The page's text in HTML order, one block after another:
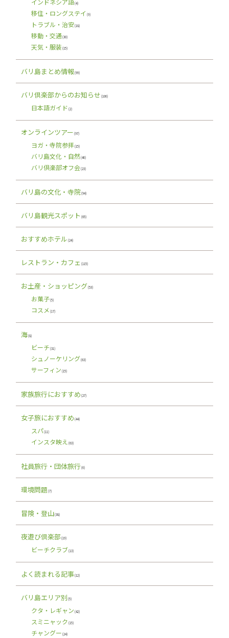
インドネシア語(4)
移住・ロングステイ (9)
トラブル・治安(18)
移動・交通 (30)
天気・服装 (15)
バリ島まとめ情報(99)
バリ倶楽部からのお知らせ (106)
日本語ガイド (2)
オンラインツアー (97)
ヨガ・寺院参拝 (15)
バリ島文化・自然(46)
バリ倶楽部オフ会(23)
バリ島の文化・寺院(94)
バリ島観光スポット (65)
おすすめホテル (24)
レストラン・カフェ (115)
お土産・ショッピング(53)
お菓子(5)
コスメ (17)
海(8)
ビーチ(31)
シュノーケリング(63)
サーフィン (15)
家族旅行におすすめ (27)
女子旅におすすめ (44)
スパ(11)
インスタ映え (63)
社員旅行・団体旅行(6)
環境問題 (7)
冒険・登山(38)
夜遊び倶楽部 (19)
ビーチクラブ(13)
よく読まれる記事(12)
バリ島エリア別 (5)
クタ・レギャン (42)
スミニャック (15)
チャングー (24)